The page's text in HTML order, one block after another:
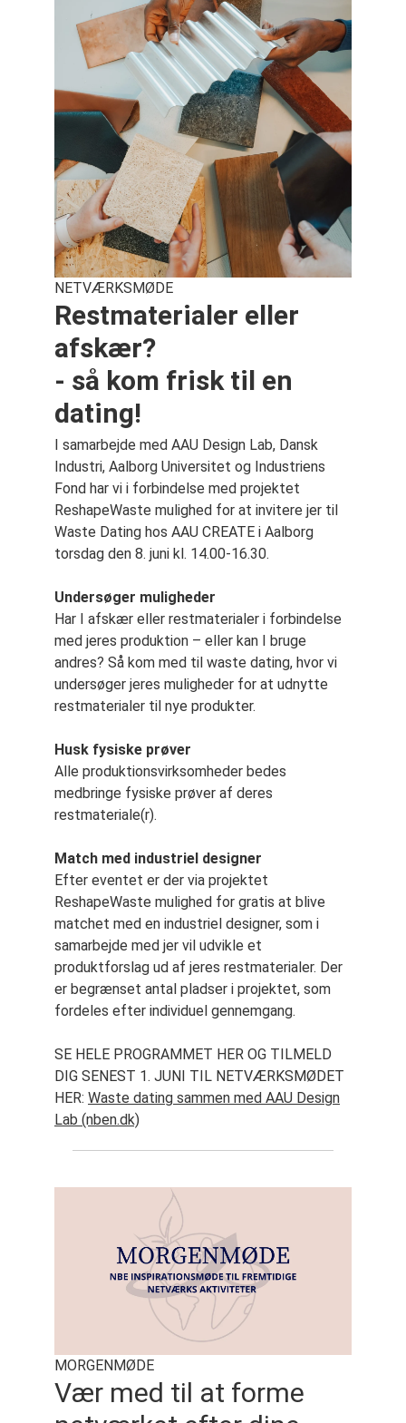
NETVÆRKSMØDE
Restmaterialer eller
afskær?
- så kom frisk til en
dating!
I samarbejde med AAU Design Lab, Dansk
Industri, Aalborg Universitet og Industriens
Fond har vi i forbindelse med projektet
ReshapeWaste mulighed for at invitere jer til
Waste Dating hos AAU CREATE i Aalborg
torsdag den 8. juni kl. 14.00-16.30.
Undersøger muligheder
Har I afskær eller restmaterialer i forbindelse
med jeres produktion – eller kan I bruge
andres? Så kom med til waste dating, hvor vi
undersøger jeres muligheder for at udnytte
restmaterialer til nye produkter.
Husk fysiske prøver
Alle produktionsvirksomheder bedes
medbringe fysiske prøver af deres
restmateriale(r).
Match med industriel designer
Efter eventet er der via projektet
ReshapeWaste mulighed for gratis at blive
matchet med en industriel designer, som i
samarbejde med jer vil udvikle et
produktforslag ud af jeres restmaterialer. Der
er begrænset antal pladser i projektet, som
fordeles efter individuel gennemgang.
SE HELE PROGRAMMET HER OG TILMELD
DIG SENEST 1. JUNI TIL NETVÆRKSMØDET
HER: Waste dating sammen med AAU Design
Lab (nben.dk)
MORGENMØDE
Vær med til at forme